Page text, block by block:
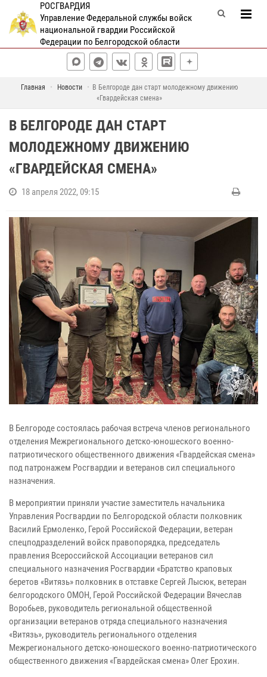
РОСГВАРДИЯ
Управление Федеральной службы войск
национальной гвардии Российской
Федерации по Белгородской области
Главная Новости
В Белгороде дан старт молодежному движению
«Гвардейская смена»
В БЕЛГОРОДЕ ДАН СТАРТ
МОЛОДЕЖНОМУ ДВИЖЕНИЮ
«ГВАРДЕЙСКАЯ СМЕНА»
18 апреля 2022, 09:15
В Белгороде состоялась рабочая встреча членов регионального
отделения Межрегионального детско-юношеского военно-
патриотического общественного движения «Гвардейская смена»
под патронажем Росгвардии и ветеранов сил специального
назначения.
В мероприятии приняли участие заместитель начальника
Управления Росгвардии по Белгородской области полковник
Василий Ермоленко, Герой Российской Федерации, ветеран
спецподразделений войск правопорядка, председатель
правления Всероссийской Ассоциации ветеранов сил
специального назначения Росгвардии «Братство краповых
беретов «Витязь» полковник в отставке Сергей Лысюк, ветеран
белгородского ОМОН, Герой Российской Федерации Вячеслав
Воробьев, руководитель региональной общественной
организации ветеранов отряда специального назначения
«Витязь», руководитель регионального отделения
Межрегионального детско-юношеского военно-патриотического
общественного движения «Гвардейская смена» Олег Ерохин.